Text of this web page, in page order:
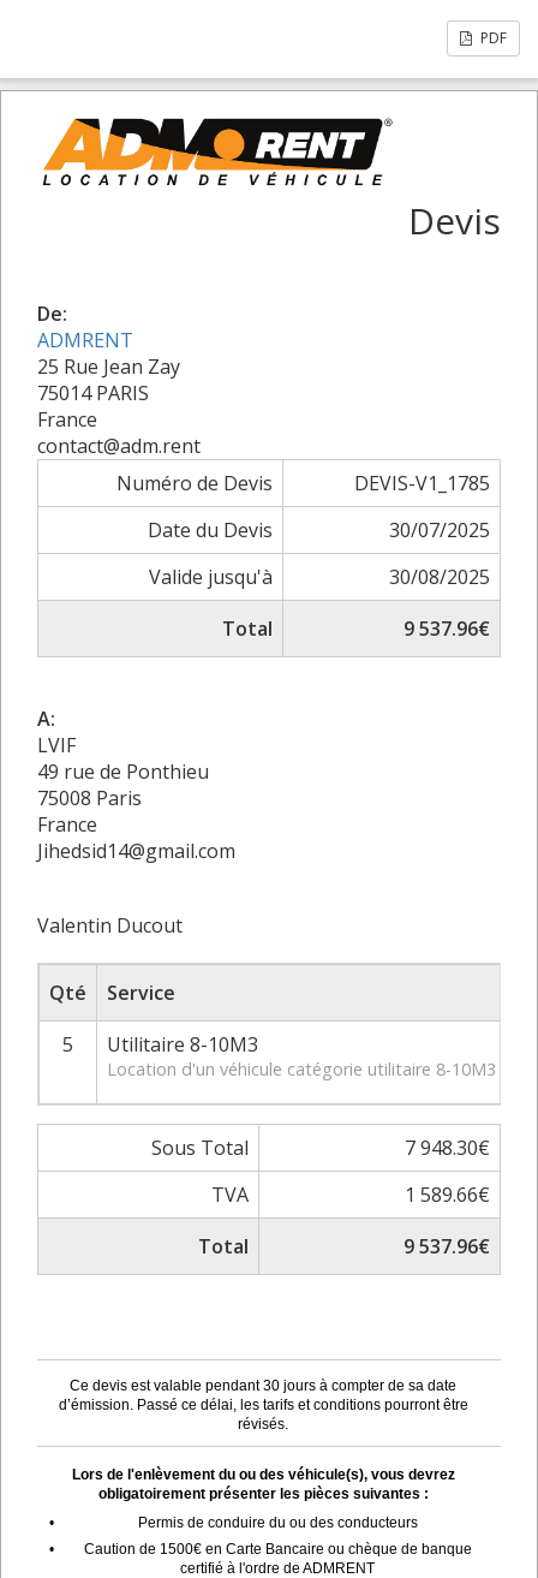
PDF
Devis
De:
ADMRENT
25 Rue Jean Zay
75014 PARIS
France
contact@adm.rent
Numéro de Devis
DEVIS-V1_1785
Date du Devis
30/07/2025
Valide jusqu'à
30/08/2025
Total
9 537.96€
A:
LVIF
49 rue de Ponthieu
75008 Paris
France
Jihedsid14@gmail.com
Valentin Ducout
Qté
Service
5
Utilitaire 8-10M3
Location d'un véhicule catégorie utilitaire 8-10M3 du
Sous Total
7 948.30€
TVA
1 589.66€
Total
9 537.96€
Ce devis est valable pendant 30 jours à compter de sa date
d’émission. Passé ce délai, les tarifs et conditions pourront être
révisés.
Lors de l'enlèvement du ou des véhicule(s), vous devrez
obligatoirement présenter les pièces suivantes :
•
Permis de conduire du ou des conducteurs
•
Caution de 1500€ en Carte Bancaire ou chèque de banque
certifié à l'ordre de ADMRENT